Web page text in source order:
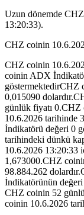
Uzun dönemde
13:20:33).
CHZ coinin
CHZ coinin
coinin ADX
göstermektedirCHZ
0,015090
günlük fiyatı 0.CHZ
10.6.2026 tarihinde
İndikatörü değeri 0
tarihindeki dünkü
10.6.2026 13:20:33
1,673000.CHZ
98.884.262
İndikatörünün
CHZ coinin 52
coinin 10.6.2026